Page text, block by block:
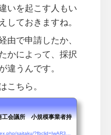
いを起こす人もい
しておきますね。
由で申請したか、
かによって、採択
違うんです。
こちら。
会議所 小規模事業者持